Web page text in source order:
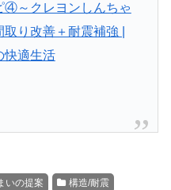
④～クレヨンしんちゃ
り改善＋耐震補強 |
快適生活
いの提案 構造/耐震